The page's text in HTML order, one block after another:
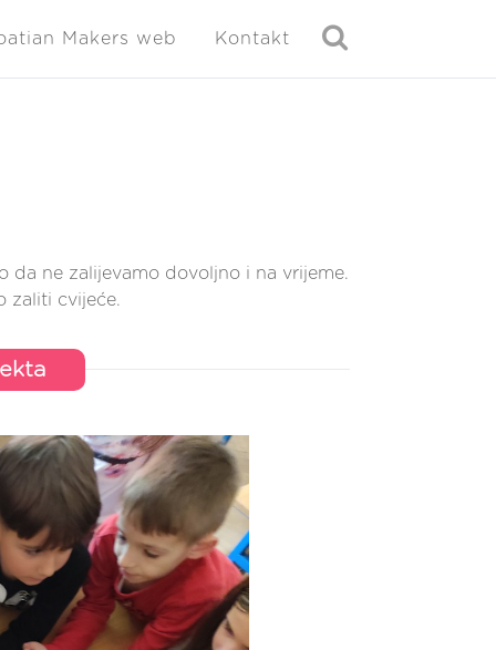
Makers web Kontakt
da ne zalijevamo dovoljno i na vrijeme.
zaliti cvijeće.